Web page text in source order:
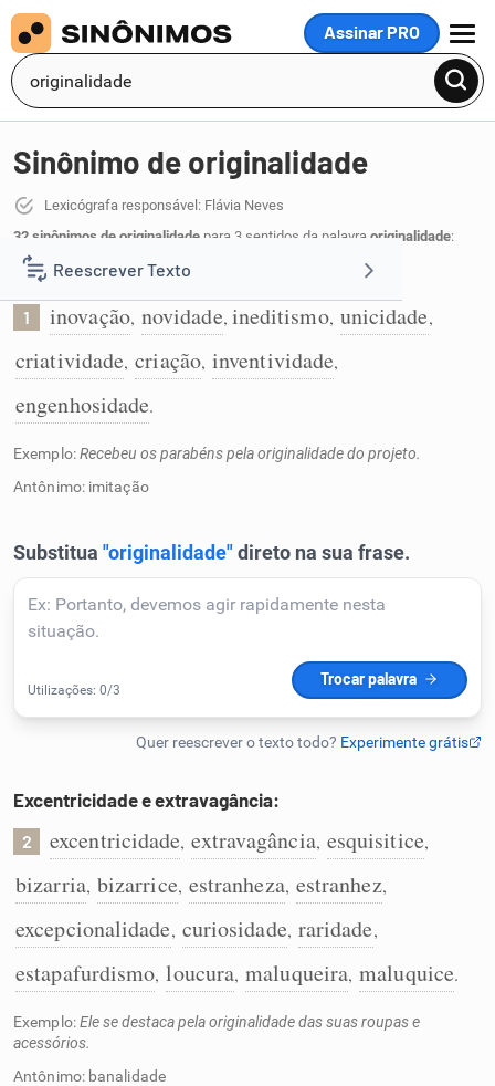
Assinar PRO
MENU
Reescrever Texto
Resumir Texto
Corrigir Texto
Detector de IA
Cata-letras
Dicionário
Sinônimos
Sinônimo de originalidade
Lexicógrafa responsável: Flávia Neves
32 sinônimos de originalidade para 3 sentidos da palavra originalidade:
Caráter inovador de algo ou alguém:
1 inovação, novidade, ineditismo, unicidade,
criatividade, criação, inventividade,
engenhosidade.
Exemplo:Recebeu os parabéns pela originalidade do projeto.
Antônimo: imitação
Excentricidade e extravagância:
2 excentricidade, extravagância, esquisitice,
bizarria, bizarrice, estranheza, estranhez,
excepcionalidade, curiosidade, raridade,
estapafurdismo, loucura, maluqueira, maluquice.
Exemplo:Ele se destaca pela originalidade das suas roupas e
acessórios.
Antônimo: banalidade